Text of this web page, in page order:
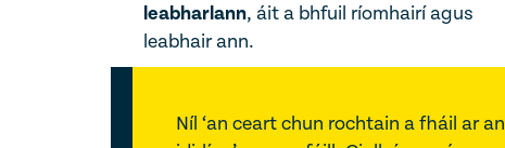
leabharlann, áit a bhfuil ríomhairí agus
leabhair ann.
Níl ‘an ceart chun rochtain a fháil ar an